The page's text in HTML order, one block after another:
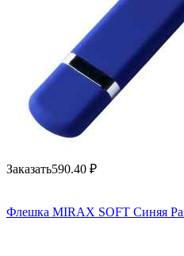
Заказать590.40 ₽
Флешка MIRAX SOFT Синяя